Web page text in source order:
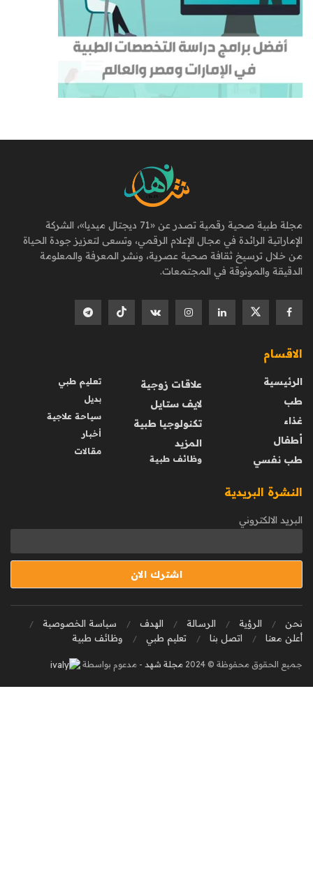
مجلة طبية صحية رقمية تصدر عن «71 ديجتال ميديا»، الشركة
الإماراتية الرائدة في مجال الإعلام الرقمي، وتسعى لتعزيز جودة الحياة
من خلال ترسيخ ثقافة صحية عصرية، ونشر المعرفة والمعلومة
الدقيقة والموثوقة في المجتمعات.
الاقسام
الرئيسية
طب
غذاء
أطفال
طب نفسي
علاقات زوجية
لايف ستايل
تكنولوجيا طبية
المزيد
وظائف طبية
تعليم طبي
بديل
سياحة علاجية
أخبار
مقالات
النشرة البريدية
البريد الالكتروني
نحن الرؤية الرسالة الهدف
سياسة الخصوصية
أعلن معنا
اتصل بنا تعليم طبي وظائف طبية
جميع الحقوق محفوظة © 2024 مجلة شهد - مدعوم بواسطة